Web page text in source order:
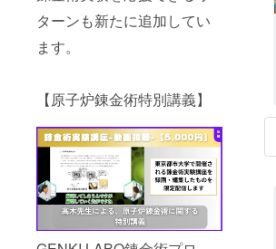
ターンも新たに追加してい
ます。
【原子炉錬金術特別講義】